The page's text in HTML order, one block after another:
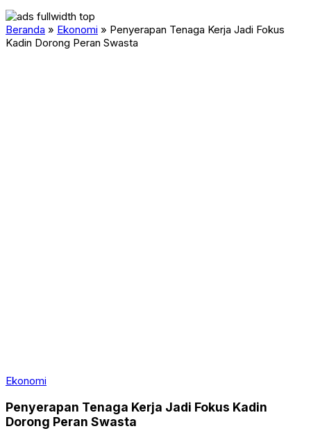
Beranda » Ekonomi » Penyerapan Tenaga Kerja Jadi Fokus
Kadin Dorong Peran Swasta
Ekonomi
Penyerapan Tenaga Kerja Jadi Fokus Kadin
Dorong Peran Swasta